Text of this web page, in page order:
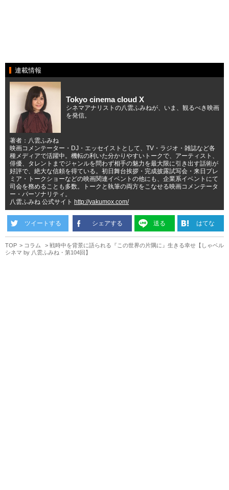
連載情報
Tokyo cinema cloud X
シネマアナリストの八雲ふみねが、いま、観るべき映画
を発信。
著者：八雲ふみね
映画コメンテーター・DJ・エッセイストとして、TV・ラジオ・雑誌など各
種メディアで活躍中。機転の利いた分かりやすいトークで、アーティスト、
俳優、タレントまでジャンルを問わず相手の魅力を最大限に引き出す話術が
好評で、絶大な信頼を得ている。初日舞台挨拶・完成披露試写会・来日プレ
ミア・トークショーなどの映画関連イベントの他にも、企業系イベントにて
司会を務めることも多数。トークと執筆の両方をこなせる映画コメンテータ
ー・パーソナリティ。
八雲ふみね 公式サイト
http://yakumox.com/
ツイートする シェアする 送る はてな
TOP コラム
戦時中を背景に語られる『この世界の片隅に』生きる幸せ【しゃベル
シネマ by 八雲ふみね・第104回】